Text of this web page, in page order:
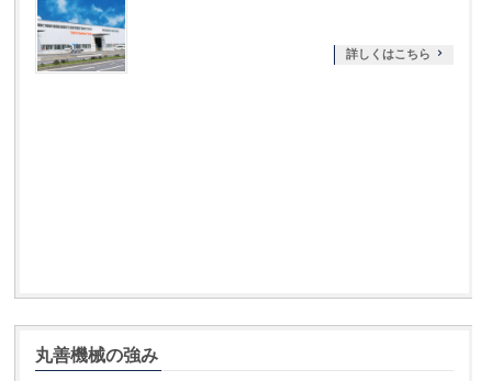
詳しくはこちら
丸善機械の強み